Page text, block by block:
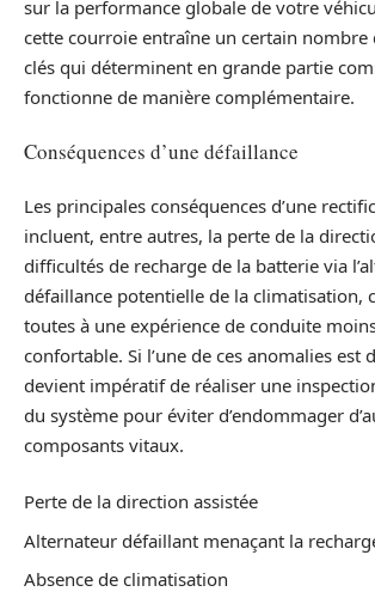
sur la performance globale de votre
cette courroie entraîne un certain nombre
clés qui déterminent en grande partie
fonctionne de manière complémentaire.
Conséquences d’une défaillance
Les principales conséquences d’une
incluent, entre autres, la perte de la
difficultés de recharge de la batterie via
défaillance potentielle de la climatisation,
toutes à une expérience de conduite
confortable. Si l’une de ces anomalies est
devient impératif de réaliser une
du système pour éviter d’endommager
composants vitaux.
Perte de la direction assistée
Alternateur défaillant menaçant la
Absence de climatisation